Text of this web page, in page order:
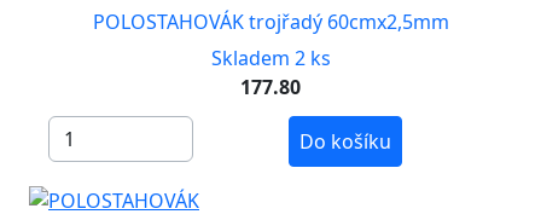
POLOSTAHOVÁK trojřadý 60cmx2,5mm
Skladem 2 ks
177.80
Do košíku